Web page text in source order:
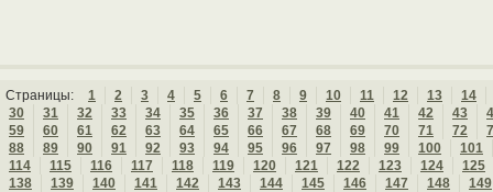
Страницы: 1 2 3 4 5 6 7 8 9 10 11 12 13
14
30
31 32 33 34 35 36 37 38 39 40 41 42 43
59
60 61 62 63 64 65 66 67 68 69 70 71 72
88
89 90 91 92 93 94 95 96 97 98 99 100
101
114
115 116 117 118 119 120 121 122 123 124
125
138
139 140 141 142 143 144 145 146 147 148
149